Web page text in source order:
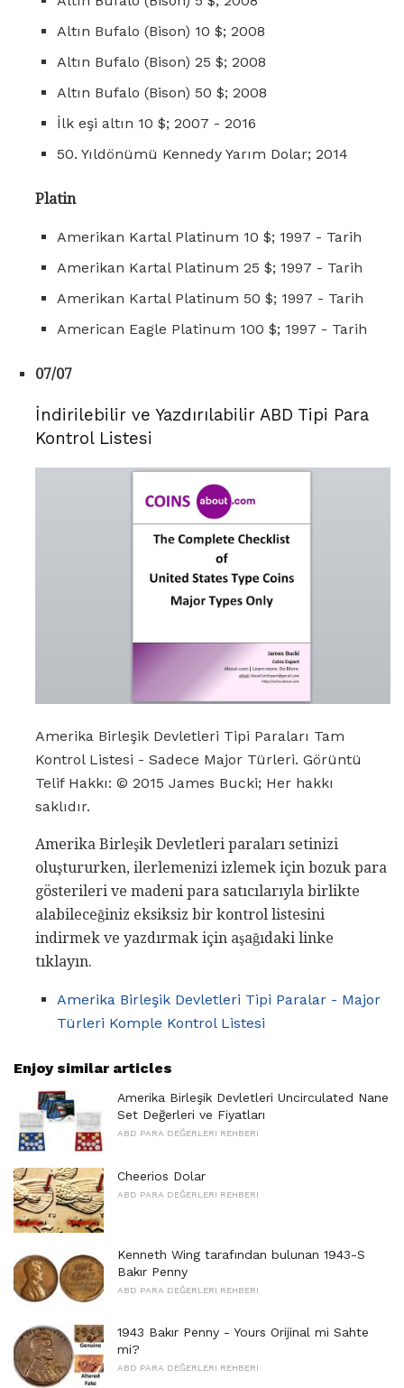
Altın Bufalo (Bison) 10 $; 2008
Altın Bufalo (Bison) 25 $; 2008
Altın Bufalo (Bison) 50 $; 2008
İlk eşi altın 10 $; 2007 - 2016
50. Yıldönümü Kennedy Yarım Dolar; 2014
Platin
Amerikan Kartal Platinum 10 $; 1997 - Tarih
Amerikan Kartal Platinum 25 $; 1997 - Tarih
Amerikan Kartal Platinum 50 $; 1997 - Tarih
American Eagle Platinum 100 $; 1997 - Tarih
07/07
İndirilebilir ve Yazdırılabilir ABD Tipi Para
Kontrol Listesi
Amerika Birleşik Devletleri Tipi Paraları Tam
Kontrol Listesi - Sadece Major Türleri. Görüntü
Telif Hakkı: © 2015 James Bucki; Her hakkı
saklıdır.
Amerika Birleşik Devletleri paraları setinizi
oluştururken, ilerlemenizi izlemek için bozuk para
gösterileri ve madeni para satıcılarıyla birlikte
alabileceğiniz eksiksiz bir kontrol listesini
indirmek ve yazdırmak için aşağıdaki linke
tıklayın.
Amerika Birleşik Devletleri Tipi Paralar - Major
Türleri Komple Kontrol Listesi
Enjoy similar articles
Amerika Birleşik Devletleri Uncirculated Nane
Set Değerleri ve Fiyatları
ABD PARA DEĞERLERI REHBERI
Cheerios Dolar
ABD PARA DEĞERLERI REHBERI
Kenneth Wing tarafından bulunan 1943-S
Bakır Penny
ABD PARA DEĞERLERI REHBERI
1943 Bakır Penny - Yours Orijinal mi Sahte
mi?
ABD PARA DEĞERLERI REHBERI